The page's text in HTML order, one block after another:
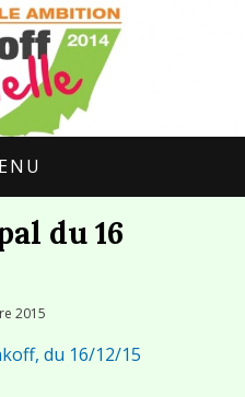
POUR
du 16
2015